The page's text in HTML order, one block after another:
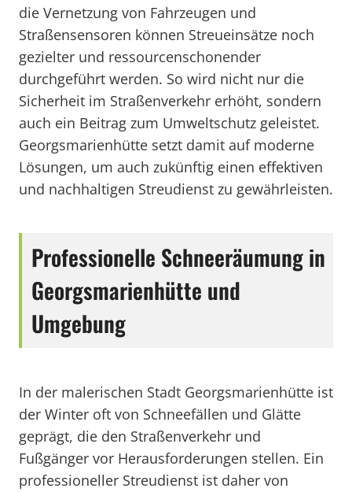
die Vernetzung von Fahrzeugen und
Straßensensoren können Streueinsätze noch
gezielter und ressourcenschonender
durchgeführt werden. So wird nicht nur die
Sicherheit im Straßenverkehr erhöht, sondern
auch ein Beitrag zum Umweltschutz geleistet.
Georgsmarienhütte setzt damit auf moderne
Lösungen, um auch zukünftig einen effektiven
und nachhaltigen Streudienst zu gewährleisten.
Professionelle Schneeräumung in
Georgsmarienhütte und
Umgebung
In der malerischen Stadt Georgsmarienhütte ist
der Winter oft von Schneefällen und Glätte
geprägt, die den Straßenverkehr und
Fußgänger vor Herausforderungen stellen. Ein
professioneller Streudienst ist daher von